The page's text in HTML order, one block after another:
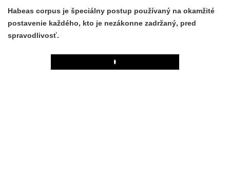
Habeas corpus je špeciálny postup používaný na okamžité
postavenie každého, kto je nezákonne zadržaný, pred
spravodlivosť.
Play